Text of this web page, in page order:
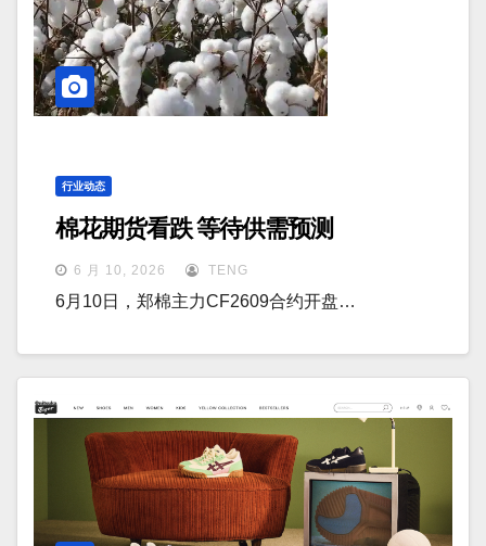
行业动态
棉花期货看跌 等待供需预测
6 月 10, 2026 TENG
6月10日，郑棉主力CF2609合约开盘…